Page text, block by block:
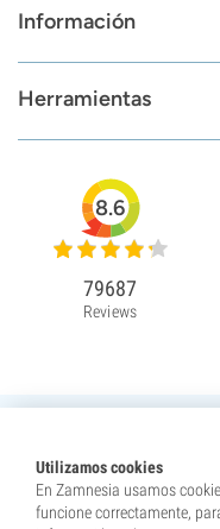
Información
Herramientas
Utilizamos cookies
En Zamnesia usamos
funcione correctamente,
8.6
79687
Reviews